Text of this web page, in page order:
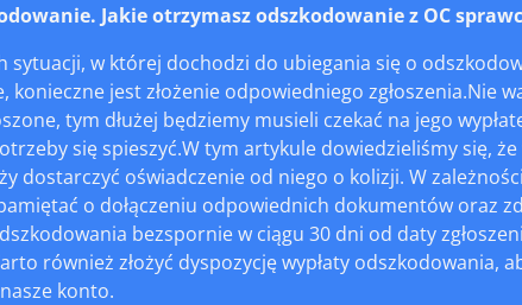
Jakie otrzymasz odszkodowanie z OC
sytuacji, w której dochodzi do ubiegania się o
jest złożenie odpowiedniego zgłoszenia.Nie
tym dłużej będziemy musieli czekać na jego
się spieszyć.W tym artykule dowiedzieliśmy się,
dostarczyć oświadczenie od niego o kolizji. W
o dołączeniu odpowiednich dokumentów oraz
bezspornie w ciągu 30 dni od daty
również złożyć dyspozycję wypłaty odszkodowania,
konto.